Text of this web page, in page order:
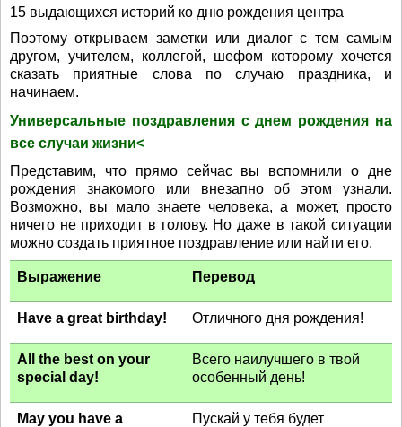
15 выдающихся историй ко дню рождения центра
Поэтому открываем заметки или диалог с тем самым
другом, учителем, коллегой, шефом которому хочется
сказать приятные слова по случаю праздника, и
начинаем.
Универсальные поздравления с днем рождения на
все случаи жизни<
Представим, что прямо сейчас вы вспомнили о дне
рождения знакомого или внезапно об этом узнали.
Возможно, вы мало знаете человека, а может, просто
ничего не приходит в голову. Но даже в такой ситуации
можно создать приятное поздравление или найти его.
Выражение Перевод
Have a great birthday! Отличного дня рождения!
All the best on your
special day!
Всего наилучшего в твой
особенный день!
May you have a
Пускай у тебя будет